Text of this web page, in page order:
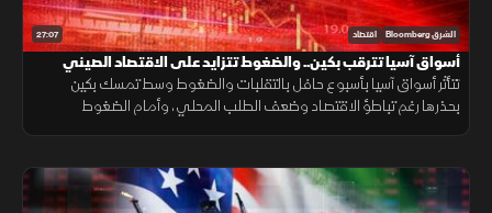
27:07 الشرق Bloomberg اقتصاد
أسواق آسيا تترقب بكين.. والضغوط تتزايد على الاقتصاد الصيني
تتأثر أسواق آسيا بأسبوع حافل بالتقلبات والضغوط وسط تمسك بكين
بحذرها رغم تباطؤ الاقتصاد وضعف الطلب المحلي، وأمام الضغوط